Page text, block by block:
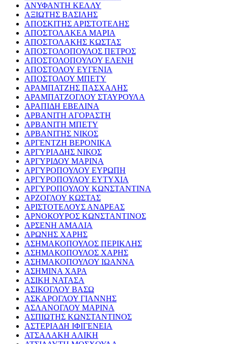
ΑΝΥΦΑΝΤΗ ΚΕΛΛΥ
ΑΞΙΩΤΗΣ ΒΑΣΙΛΗΣ
ΑΠΟΣΚΙΤΗΣ ΑΡΙΣΤΟΤΕΛΗΣ
ΑΠΟΣΤΟΛΑΚΕΑ ΜΑΡΙΑ
ΑΠΟΣΤΟΛΑΚΗΣ ΚΩΣΤΑΣ
ΑΠΟΣΤΟΛΟΠΟΥΛΟΣ ΠΕΤΡΟΣ
ΑΠΟΣΤΟΛΟΠΟΥΛΟΥ ΕΛΕΝΗ
ΑΠΟΣΤΟΛΟΥ ΕΥΓΕΝΙΑ
ΑΠΟΣΤΟΛΟΥ ΜΠΕΤΥ
ΑΡΑΜΠΑΤΖΗΣ ΠΑΣΧΑΛΗΣ
ΑΡΑΜΠΑΤΖΟΓΛΟΥ ΣΤΑΥΡΟΥΛΑ
ΑΡΑΠΙΔΗ ΕΒΕΛΙΝΑ
ΑΡΒΑΝΙΤΗ ΑΓΟΡΑΣΤΗ
ΑΡΒΑΝΙΤΗ ΜΠΕΤΥ
ΑΡΒΑΝΙΤΗΣ ΝΙΚΟΣ
ΑΡΓΕΝΤΖΗ ΒΕΡΟΝΙΚΑ
ΑΡΓΥΡΙΑΔΗΣ ΝΙΚΟΣ
ΑΡΓΥΡΙΔΟΥ ΜΑΡΙΝΑ
ΑΡΓΥΡΟΠΟΥΛΟΥ ΕΥΡΩΠΗ
ΑΡΓΥΡΟΠΟΥΛΟΥ ΕΥΤΥΧΙΑ
ΑΡΓΥΡΟΠΟΥΛΟΥ ΚΩΝΣΤΑΝΤΙΝΑ
ΑΡΖΟΓΛΟΥ ΚΩΣΤΑΣ
ΑΡΙΣΤΟΤΕΛΟΥΣ ΑΝΔΡΕΑΣ
ΑΡΝΟΚΟΥΡΟΣ ΚΩΝΣΤΑΝΤΙΝΟΣ
ΑΡΣΕΝΗ ΑΜΑΛΙΑ
ΑΡΩΝΗΣ ΧΑΡΗΣ
ΑΣΗΜΑΚΟΠΟΥΛΟΣ ΠΕΡΙΚΛΗΣ
ΑΣΗΜΑΚΟΠΟΥΛΟΣ ΧΑΡΗΣ
ΑΣΗΜΑΚΟΠΟΥΛΟΥ ΙΩΑΝΝΑ
ΑΣΗΜΙΝΑ ΧΑΡΑ
ΑΣΙΚΗ ΝΑΤΑΣΑ
ΑΣΙΚΟΓΛΟΥ ΒΑΣΩ
ΑΣΚΑΡΟΓΛΟΥ ΓΙΑΝΝΗΣ
ΑΣΛΑΝΟΓΛΟΥ ΜΑΡΙΝΑ
ΑΣΠΙΩΤΗΣ ΚΩΝΣΤΑΝΤΙΝΟΣ
ΑΣΤΕΡΙΑΔΗ ΙΦΙΓΕΝΕΙΑ
ΑΤΣΑΛΑΚΗ ΑΛΙΚΗ